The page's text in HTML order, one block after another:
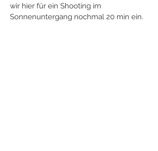
wir hier für ein Shooting im
Sonnenuntergang nochmal 20 min ein.